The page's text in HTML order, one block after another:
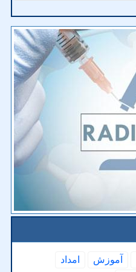
آموزش
امداد